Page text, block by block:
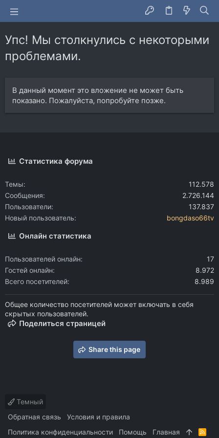
Упс! Мы столкнулись с некоторыми
проблемами.
В данный момент это вложение не может быть
показано. Пожалуйста, попробуйте позже.
Статистика форума
Темы
112.578
Сообщения
2.726.144
Пользователи
137.837
Новый пользователь
bongdaso66tv
Онлайн статистика
Пользователей онлайн
17
Гостей онлайн
8.972
Всего посетителей
8.989
Общее количество посетителей может включать в себя
скрытых пользователей.
Поделиться страницей
Share this page
Темный
Обратная связь
Условия и правила
Политика конфиденциальности
Помощь Главная
R